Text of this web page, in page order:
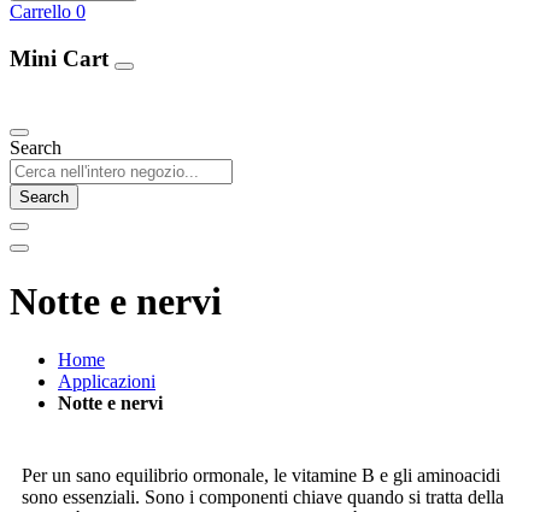
Carrello 0
Mini Cart
Search
Search
Notte e nervi
Home
Applicazioni
Notte e nervi
Per un sano equilibrio ormonale, le vitamine B e gli aminoacidi
sono essenziali. Sono i componenti chiave quando si tratta della